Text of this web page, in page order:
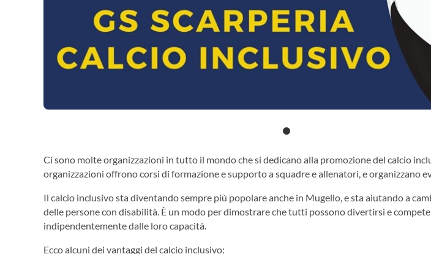
Ci sono molte organizzazioni in tutto il mondo che si dedicano alla promozione del calcio
organizzazioni offrono corsi di formazione e supporto a squadre e allenatori, e organizzano
Il calcio inclusivo sta diventando sempre più popolare anche in Mugello, e sta aiutando a
delle persone con disabilità. È un modo per dimostrare che tutti possono divertirsi e
indipendentemente dalle loro capacità.
Ecco alcuni dei vantaggi del calcio inclusivo: